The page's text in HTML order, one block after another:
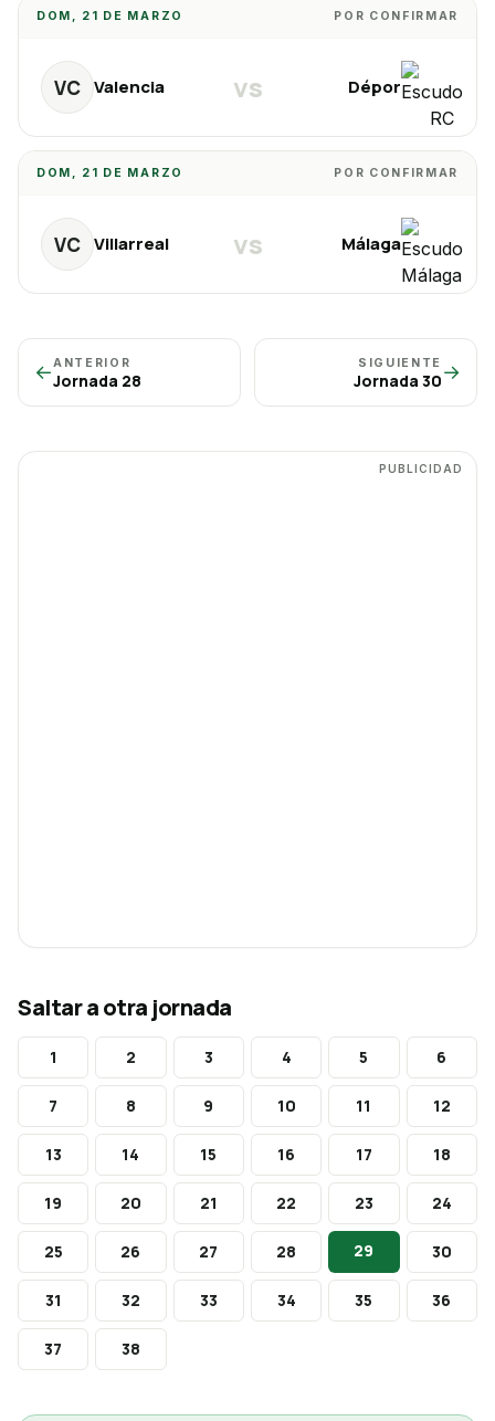
DOM, 21 DE MARZO POR CONFIRMAR
VC Valencia vs Dépor
DOM, 21 DE MARZO POR CONFIRMAR
VC Villarreal vs Málaga
←ANTERIOR
Jornada 28
SIGUIENTE
Jornada 30→
PUBLICIDAD
Saltar a otra jornada
1 2 3 4 5 6
7 8 9 10 11 12
13 14 15 16 17 18
19 20 21 22 23 24
25 26 27 28 29 30
31 32 33 34 35 36
37 38